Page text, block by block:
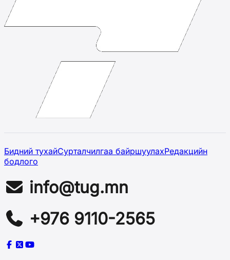
Бидний тухайСурталчилгаа байршуулахРедакцийн
бодлого
info@tug.mn
+976 9110-2565